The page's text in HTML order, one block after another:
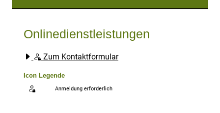
Onlinedienstleistungen
Zum Kontaktformular
Icon Legende
Anmeldung erforderlich